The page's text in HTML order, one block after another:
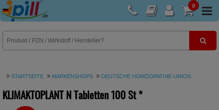
0
E-Rezept
STARTSEITE MARKENSHOPS DEUTSCHE HOMÖOPATHIE-UNION
KLIMAKTOPLANT N Tabletten100 St*